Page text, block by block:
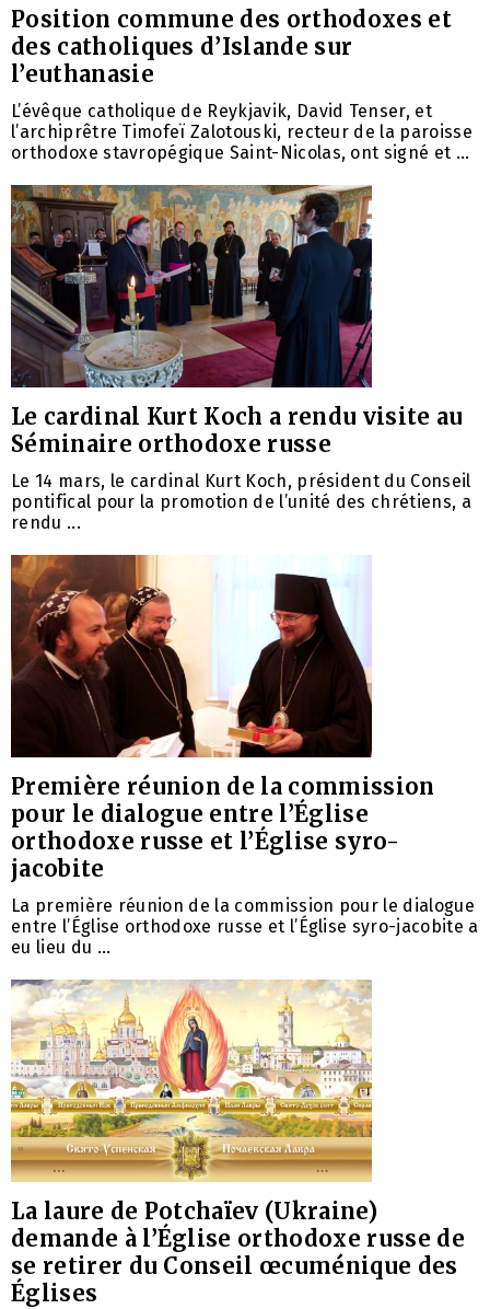
Position commune des orthodoxes et
des catholiques d’Islande sur
l’euthanasie
L’évêque catholique de Reykjavik, David Tenser, et
l’archiprêtre Timofeï Zalotouski, recteur de la paroisse
orthodoxe stavropégique Saint-Nicolas, ont signé et ...
Le cardinal Kurt Koch a rendu visite au
Séminaire orthodoxe russe
Le 14 mars, le cardinal Kurt Koch, président du Conseil
pontifical pour la promotion de l’unité des chrétiens, a
rendu ...
Première réunion de la commission
pour le dialogue entre l’Église
orthodoxe russe et l’Église syro-
jacobite
La première réunion de la commission pour le dialogue
entre l’Église orthodoxe russe et l’Église syro-jacobite a
eu lieu du ...
La laure de Potchaïev (Ukraine)
demande à l’Église orthodoxe russe de
se retirer du Conseil œcuménique des
Églises